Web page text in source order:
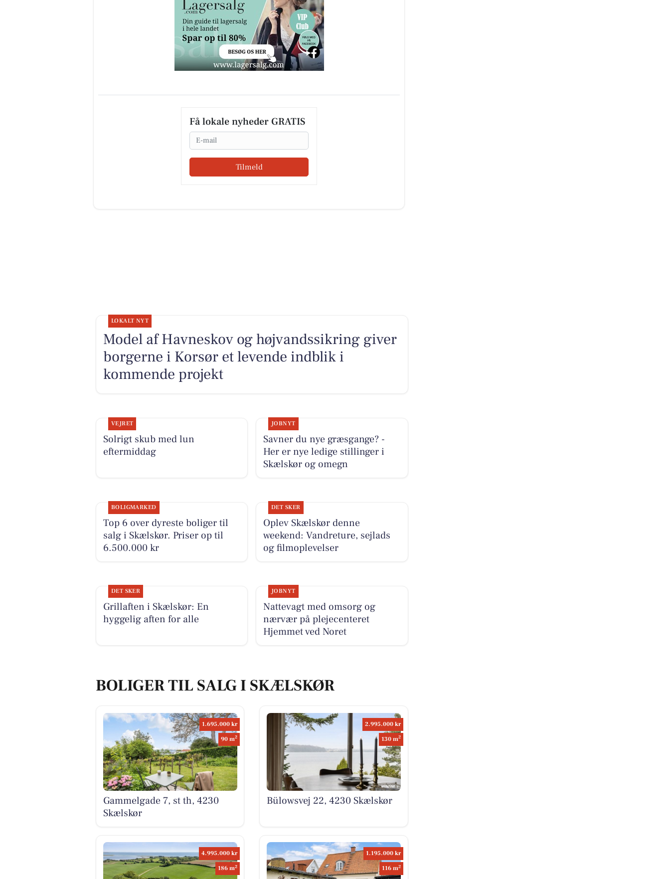
Få lokale nyheder GRATIS
Email
Tilmeld
LOKALT NYT
Model af Havneskov og højvandssikring giver
borgerne i Korsør et levende indblik i
kommende projekt
VEJRET
Solrigt skub med lun
eftermiddag
JOBNYT
Savner du nye græsgange? -
Her er nye ledige stillinger i
Skælskør og omegn
BOLIGMARKED
Top 6 over dyreste boliger til
salg i Skælskør. Priser op til
6.500.000 kr
DET SKER
Oplev Skælskør denne
weekend: Vandreture, sejlads
og filmoplevelser
DET SKER
Grillaften i Skælskør: En
hyggelig aften for alle
JOBNYT
Nattevagt med omsorg og
nærvær på plejecenteret
Hjemmet ved Noret
BOLIGER TIL SALG I SKÆLSKØR
1.695.000 kr
90 m2
Gammelgade 7, st th, 4230
Skælskør
2.995.000 kr
130 m2
Bülowsvej 22, 4230 Skælskør
4.995.000 kr
186 m2
1.195.000 kr
116 m2